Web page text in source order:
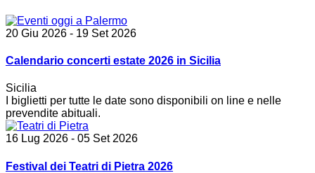
20 Giu 2026 - 19 Set 2026
Calendario concerti estate 2026 in Sicilia
Sicilia
I biglietti per tutte le date sono disponibili on line e nelle
prevendite abituali.
16 Lug 2026 - 05 Set 2026
Festival dei Teatri di Pietra 2026